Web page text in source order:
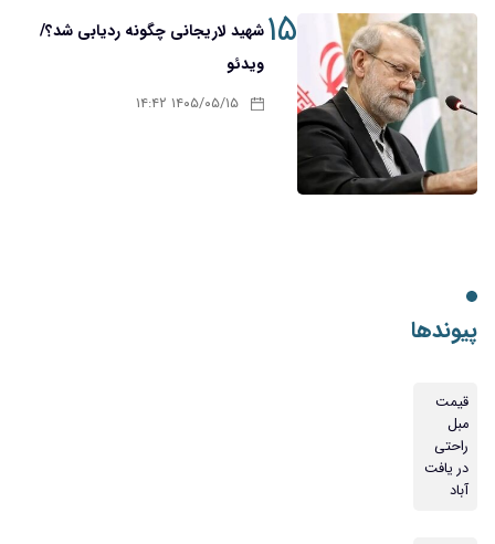
۱۵شهید لاریجانی چگونه ردیابی شد؟/
ویدئو
۱۴۰۵/۰۵/۱۵ ۱۴:۴۲
پیوندها
قیمت
مبل
راحتی
در یافت
آباد